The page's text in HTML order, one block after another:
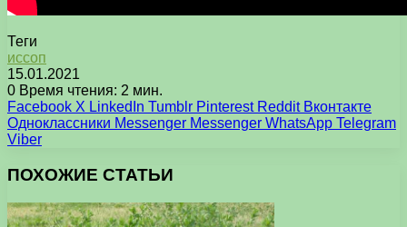
Теги
иссоп
15.01.2021
0 Время чтения: 2 мин.
Facebook X LinkedIn Tumblr Pinterest Reddit Вконтакте
Одноклассники Messenger Messenger WhatsApp Telegram
Viber
ПОХОЖИЕ СТАТЬИ